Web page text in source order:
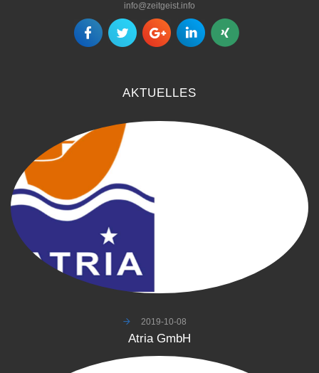
info@zeitgeist.info
AKTUELLES
2019-10-08
Atria GmbH